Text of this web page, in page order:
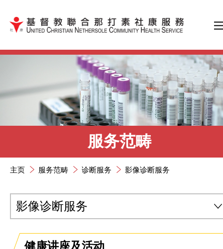
跳到内容（按输入键）
服务范畴
主页 服务范畴 诊断服务 影像诊断服务
影像诊断服务
健康讲座及活动